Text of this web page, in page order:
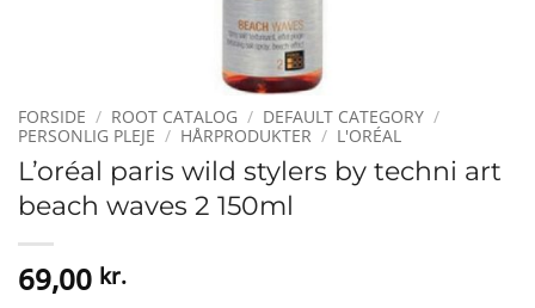
FORSIDE / ROOT CATALOG / DEFAULT CATEGORY /
PERSONLIG PLEJE / HÅRPRODUKTER / L'ORÉAL
L’oréal paris wild stylers by techni art
beach waves 2 150ml
69,00 kr.